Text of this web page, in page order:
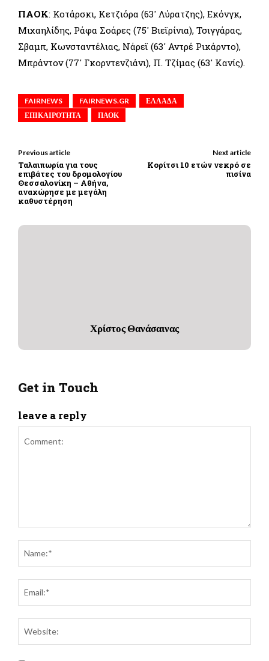
ΠΑΟΚ: Κοτάρσκι, Κετζιόρα (63′ Λύρατζης), Εκόνγκ,
Μιχαηλίδης, Ράφα Σοάρες (75′ Βιεϊρίνια), Τσιγγάρας,
Σβαμπ, Κωνσταντέλιας, Νάρεϊ (63′ Αντρέ Ρικάρντο),
Μπράντον (77′ Γκορντενζιάνι), Π. Τζίμας (63′ Κανίς).
FAIRNEWS FAIRNEWS.GR
ΕΛΛΑΔΑ
ΕΠΙΚΑΙΡΟΤΗΤΑ
ΠΑΟΚ
Previous article
Ταλαιπωρία για τους
επιβάτες του δρομολογίου
Θεσσαλονίκη – Αθήνα,
αναχώρησε με μεγάλη
καθυστέρηση
Next article
Κορίτσι 10 ετών νεκρό σε
πισίνα
Χρίστος Θανάσαινας
Get in Touch
leave a reply